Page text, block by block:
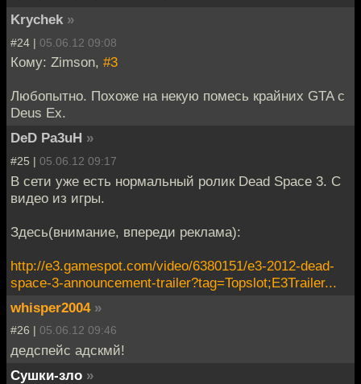
Krychek »
#24 | 05.06.12 09:08
Кому: Zimson, #3
Любопытно. Похоже на некую помесь крайних GTA с
Deus Ex.
DeD Pa3uH »
#25 | 05.06.12 09:17
В сети уже есть нормальный ролик Dead Space 3. С
видео из игры.
Здесь(внимание, впереди реклама):
http://e3.gamespot.com/video/6380151/e3-2012-dead-
space-3-announcement-trailer?tag=Topslot;E3Trailer...
whisper2004 »
#26 | 05.06.12 09:46
дедспейс адскмй!
Сушки-зло »